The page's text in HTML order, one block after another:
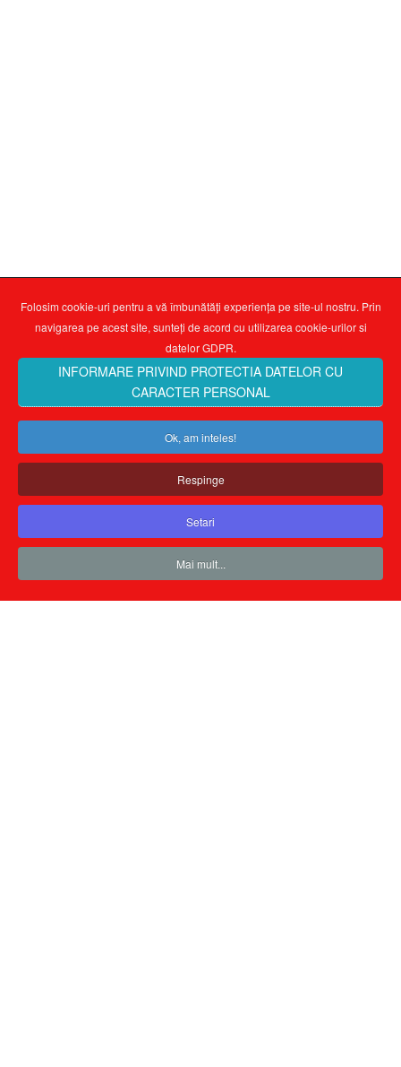
Folosim cookie-uri pentru a vă îmbunătăți experiența pe site-ul nostru. Prin
navigarea pe acest site, sunteți de acord cu utilizarea cookie-urilor si
datelor GDPR.
INFORMARE PRIVIND PROTECTIA DATELOR CU
CARACTER PERSONAL
Ok, am inteles!
Respinge
Setari
Mai mult...